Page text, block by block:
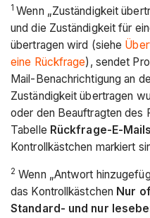
1Wenn „Zuständigkeit
und die Zuständigkeit für
übertragen wird (siehe
eine Rückfrage), sendet
Mail-Benachrichtigung an
Zuständigkeit übertragen
oder den Beauftragten des
Tabelle Rückfrage-E-Mails
Kontrollkästchen markiert
2 Wenn „Antwort
das Kontrollkästchen Nur
Standard- und nur